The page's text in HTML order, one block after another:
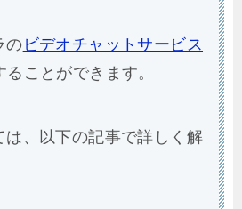
の ビデオチャットサービス
ることができます。
は、以下の記事で詳しく解